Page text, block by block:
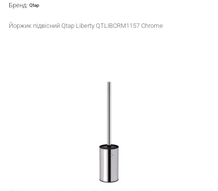
Бренд: Qtap
Йоржик підвісний Qtap Liberty QTLIBCRM1157 Chrome